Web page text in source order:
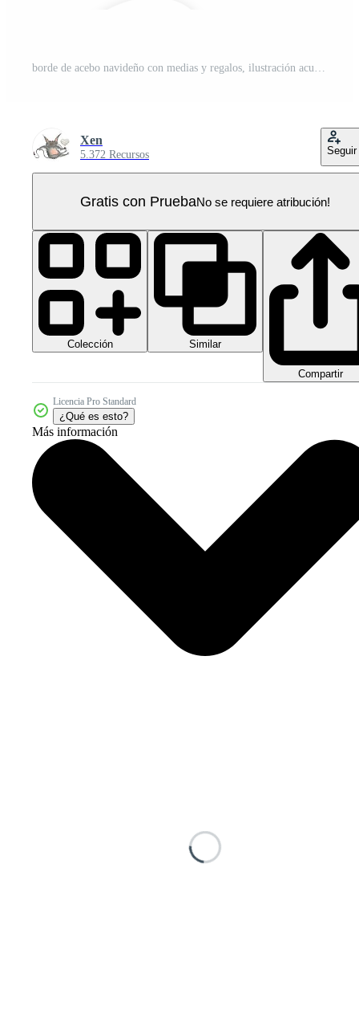
borde de acebo navideño con medias y regalos, ilustración acuarela PNG Pro
Xen
5.372 Recursos Seguir
Gratis con PruebaNo se requiere atribución!
Colección Similar
Compartir
Licencia Pro Standard
¿Qué es esto?
Más información